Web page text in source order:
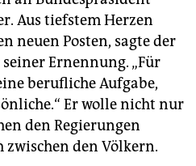
Aus tiefstem Herzen
neuen Posten, sagte der
Ernennung. „Für
berufliche Aufgabe,
Er wolle nicht nur
den Regierungen
den Völkern.